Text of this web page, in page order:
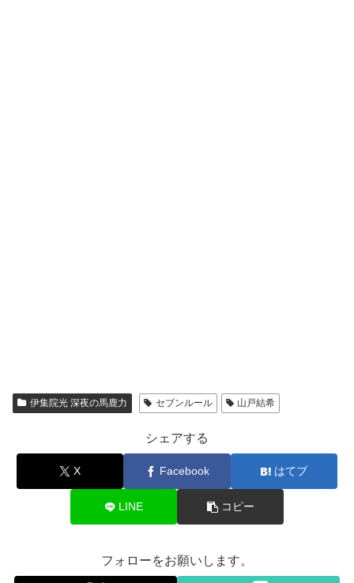
伊集院光 深夜の馬鹿力 セブンルール 山戸結希
シェアする
X Facebook はてブ
LINE コピー
フォローをお願いします。